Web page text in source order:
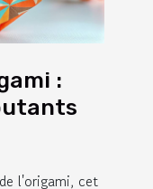
:
l'origami, cet